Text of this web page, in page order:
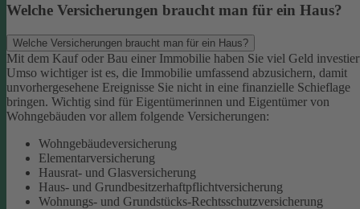
Welche Versicherungen braucht man für ein Haus?
Welche Versicherungen braucht man für ein Haus?
Mit dem Kauf oder Bau einer Immobilie haben Sie viel Geld
Umso wichtiger ist es, die Immobilie umfassend abzusichern, damit
unvorhergesehene Ereignisse Sie nicht in eine finanzielle Schieflage
bringen. Wichtig sind für Eigentümerinnen und Eigentümer von
Wohngebäuden vor allem folgende Versicherungen:
Wohngebäudeversicherung
Elementarversicherung
Hausrat- und Glasversicherung
Haus- und Grundbesitzerhaftpflichtversicherung
Wohnungs- und Grundstücks-Rechtsschutzversicherung